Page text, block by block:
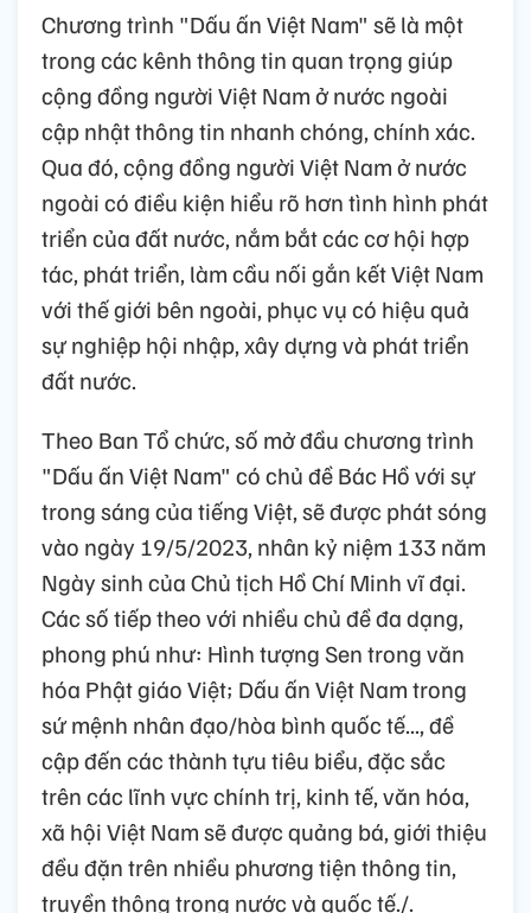
Chương trình "Dấu ấn Việt Nam" sẽ là một
trong các kênh thông tin quan trọng giúp
cộng đồng người Việt Nam ở nước ngoài
cập nhật thông tin nhanh chóng, chính xác.
Qua đó, cộng đồng người Việt Nam ở nước
ngoài có điều kiện hiểu rõ hơn tình hình phát
triển của đất nước, nắm bắt các cơ hội hợp
tác, phát triển, làm cầu nối gắn kết Việt Nam
với thế giới bên ngoài, phục vụ có hiệu quả
sự nghiệp hội nhập, xây dựng và phát triển
đất nước.
Theo Ban Tổ chức, số mở đầu chương trình
"Dấu ấn Việt Nam" có chủ đề Bác Hồ với sự
trong sáng của tiếng Việt, sẽ được phát sóng
vào ngày 19/5/2023, nhân kỷ niệm 133 năm
Ngày sinh của Chủ tịch Hồ Chí Minh vĩ đại.
Các số tiếp theo với nhiều chủ đề đa dạng,
phong phú như: Hình tượng Sen trong văn
hóa Phật giáo Việt; Dấu ấn Việt Nam trong
sứ mệnh nhân đạo/hòa bình quốc tế..., đề
cập đến các thành tựu tiêu biểu, đặc sắc
trên các lĩnh vực chính trị, kinh tế, văn hóa,
xã hội Việt Nam sẽ được quảng bá, giới thiệu
đều đặn trên nhiều phương tiện thông tin,
truyền thông trong nước và quốc tế./.